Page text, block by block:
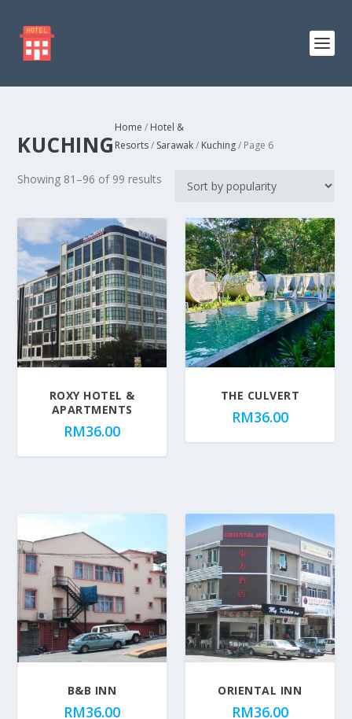
KUCHING
Home / Hotel &
Resorts/ Sarawak/ Kuching/ Page 6
Showing 81–96 of 99 results
r
e
d
b
y
p
o
ROXY HOTEL &
APARTMENTS
RM36.00
THE CULVERT
RM36.00
B&B INN
RM36.00
ORIENTAL INN
RM36.00